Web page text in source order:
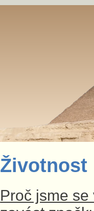
Životnost
Proč jsme